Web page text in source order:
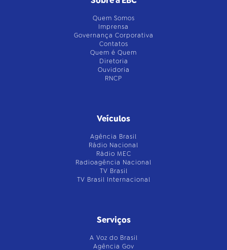
Quem Somos
Imprensa
Governança Corporativa
Contatos
Quem é Quem
Diretoria
Ouvidoria
RNCP
Veículos
Agência Brasil
Rádio Nacional
Rádio MEC
Radioagência Nacional
TV Brasil
TV Brasil Internacional
Serviços
A Voz do Brasil
Agência Gov